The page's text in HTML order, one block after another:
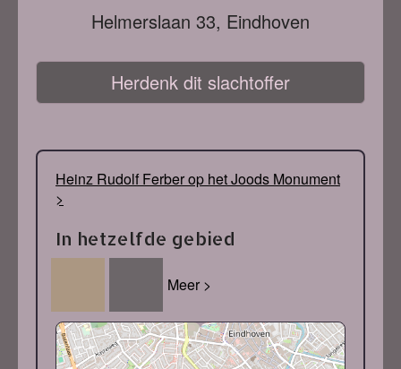
Helmerslaan 33, Eindhoven
Herdenk dit slachtoffer
Heinz Rudolf Ferber op het Joods Monument
>
In hetzelfde gebied
Meer >